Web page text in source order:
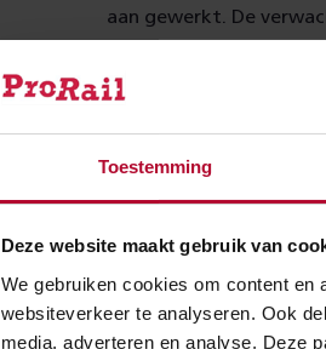
Toestemming
Deze website maakt gebruik van
We gebruiken cookies om content en
websiteverkeer te analyseren. Ook
media, adverteren en analyse. Deze
aan gewerkt. De